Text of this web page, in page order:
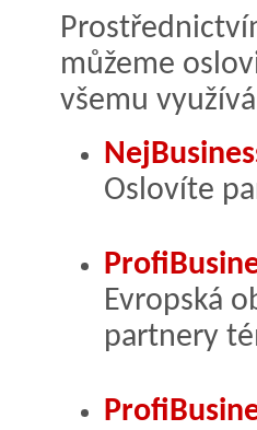
můžeme
všemu
Oslovíte
Evropská
partnery